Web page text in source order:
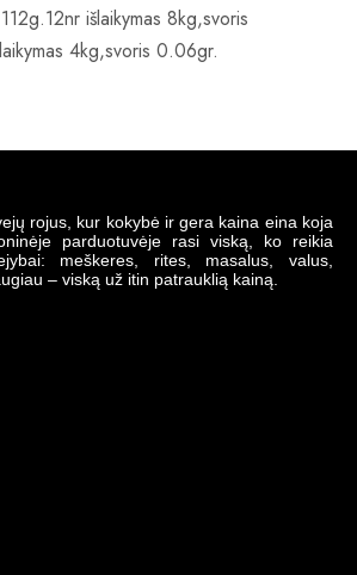
išlaikymas 8kg,svoris
4kg,svoris 0.06gr.
rojus, kur kokybė ir gera kaina eina koja
parduotuvėje rasi viską, ko reikia
meškeres, rites, masalus, valus,
– viską už itin patrauklią kainą.